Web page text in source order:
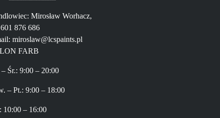
Mirosław Worhacz,
876 686
miroslaw@lcspaints.pl
FARB
– Śr.: 9:00 – 20:00
– Pt.: 9:00 – 18:00
10:00 – 16:00